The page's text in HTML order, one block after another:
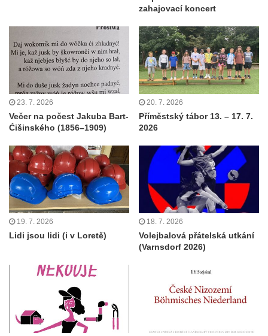
zahajovací koncert
23. 7. 2026
Večer na počest Jakuba Bart-
Ćišinského (1856–1909)
20. 7. 2026
Příměstský tábor 13. – 17. 7.
2026
19. 7. 2026
Lidi jsou lidi (i v Loretě)
18. 7. 2026
Volejbalová přátelská utkání
(Varnsdorf 2026)